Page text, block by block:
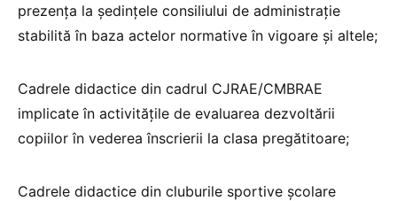
prezența la ședințele consiliului de administrație
stabilită în baza actelor normative în vigoare și altele;
Cadrele didactice din cadrul CJRAE/CMBRAE
implicate în activitățile de evaluarea dezvoltării
copiilor în vederea înscrierii la clasa pregătitoare;
Cadrele didactice din cluburile sportive școlare